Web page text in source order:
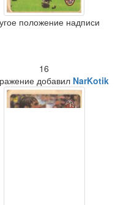
положение надписи
16
добавил NarKotik